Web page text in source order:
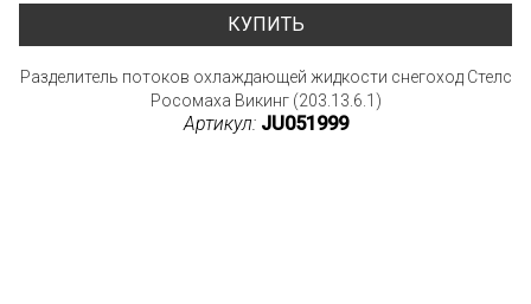
КУПИТЬ
Разделитель потоков охлаждающей жидкости снегоход Стелс
Росомаха Викинг (203.13.6.1)
Артикул: JU051999